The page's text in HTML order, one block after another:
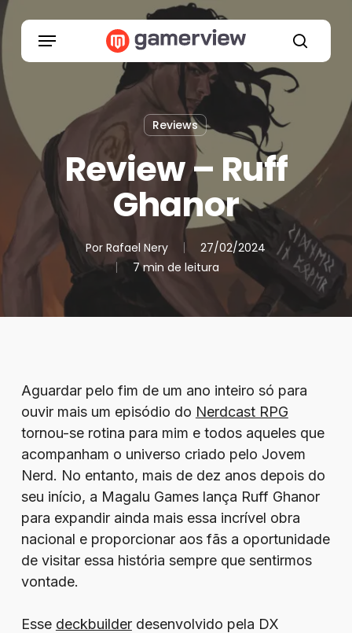
Skip
to
content
search
Menu
Reviews
Review – Ruff
Ghanor
Por Rafael Nery
27/02/2024
7 min de leitura
Aguardar pelo fim de um ano inteiro só para
ouvir mais um episódio do Nerdcast RPG
tornou-se rotina para mim e todos aqueles que
acompanham o universo criado pelo Jovem
Nerd. No entanto, mais de dez anos depois do
seu início, a Magalu Games lança Ruff Ghanor
para expandir ainda mais essa incrível obra
nacional e proporcionar aos fãs a oportunidade
de visitar essa história sempre que sentirmos
vontade.
Esse deckbuilderdesenvolvido pela DX